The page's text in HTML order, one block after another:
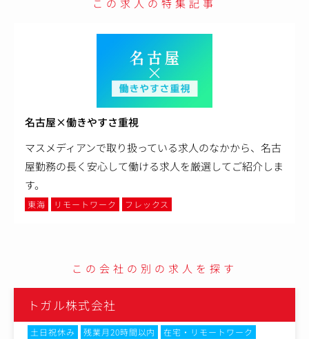
名古屋×働きやすさ重視
マスメディアンで取り扱っている求人のなかから、名古
屋勤務の長く安心して働ける求人を厳選してご紹介しま
す。
東海 リモートワーク フレックス
この会社の別の求人を探す
トガル株式会社
土日祝休み 残業月20時間以内
在宅・リモートワーク